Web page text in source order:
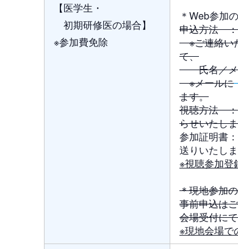
【医学生・
初期研修医の場合】
※参加費免除
＊Web参加
申込方法
※ご連絡い
て、
氏名／メー
※メールに
ます。
視聴方法 ：
らせいたし
参加証明書
送りいたしま
※視聴参加登
＊現地参加
事前申込は
会場受付にて
※現地会場で